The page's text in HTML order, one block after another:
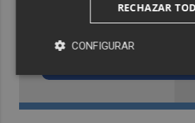
Recibe toda la
Castellón Plaza
RECHAZAR
CONFIGURAR